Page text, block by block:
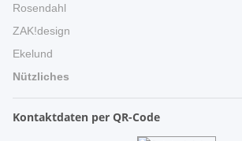
Rosendahl
ZAK!design
Ekelund
Nützliches
Kontaktdaten per QR-Code